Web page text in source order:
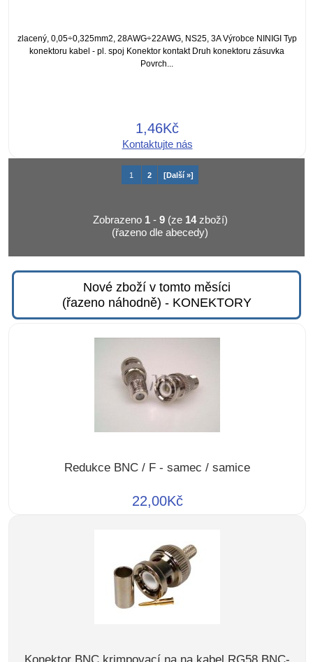
zlacený, 0,05÷0,325mm2, 28AWG÷22AWG, NS25, 3A Výrobce NINIGI Typ
konektoru kabel - pl. spoj Konektor kontakt Druh konektoru zásuvka
Povrch...
1,46Kč
Kontaktujte nás
1 2 [Další »]
Zobrazeno 1- 9(ze 14zboží)
(řazeno dle abecedy)
Nové zboží v tomto měsíci
(řazeno náhodně) - KONEKTORY
Redukce BNC / F - samec / samice
22,00Kč